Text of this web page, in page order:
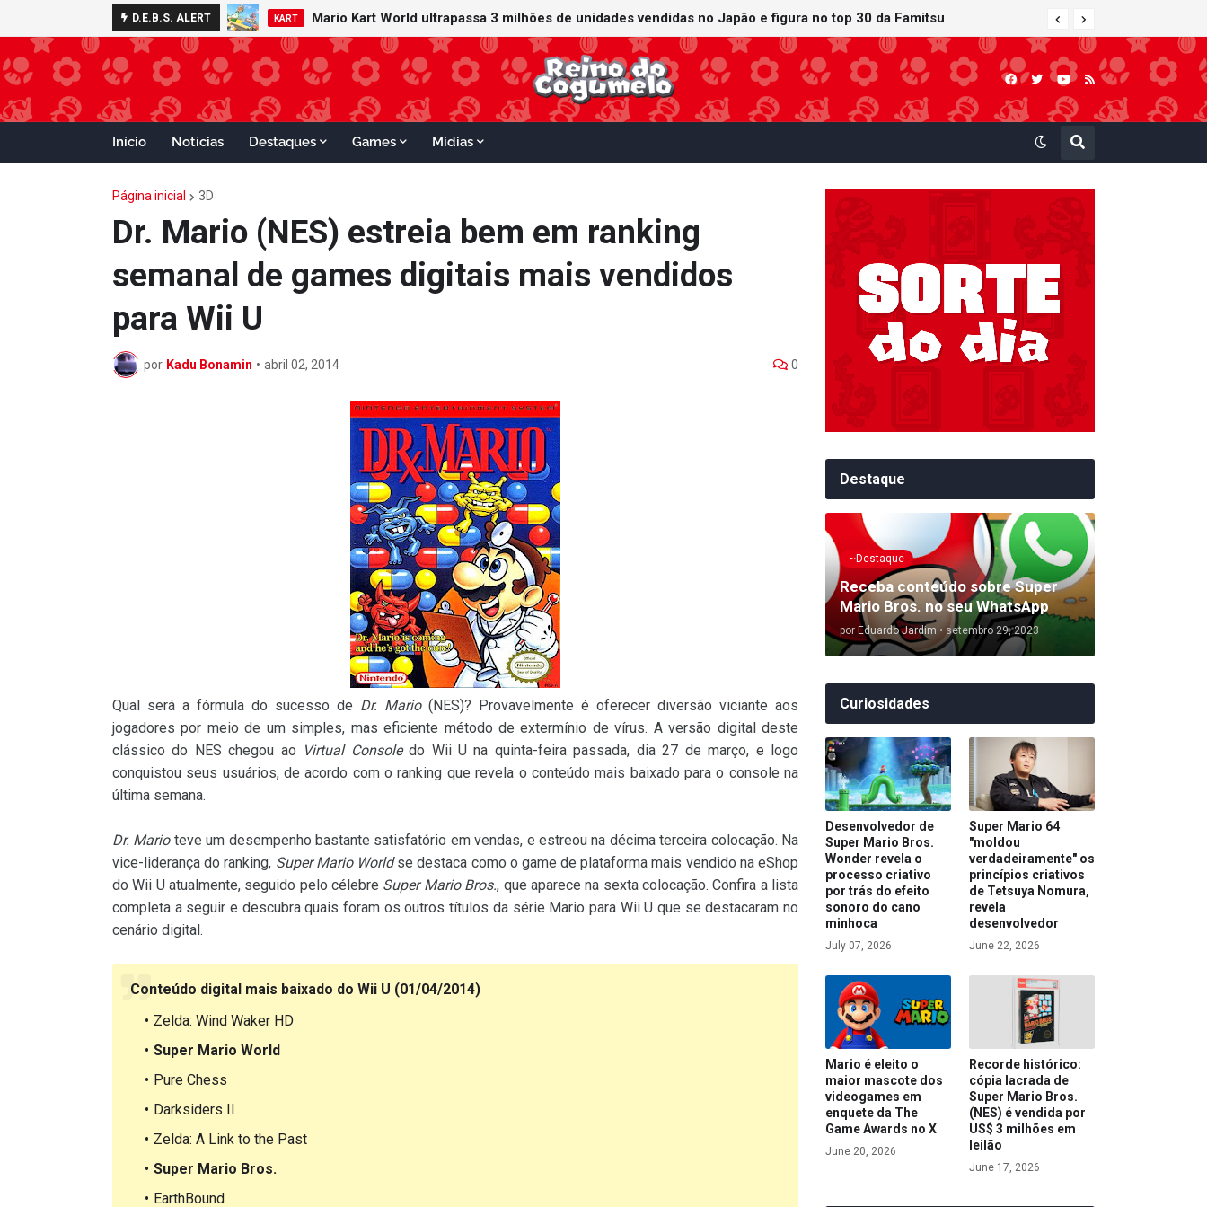
D.E.B.S. ALERT KART Mario Kart World ultrapassa 3 milhões de unidades vendidas no Japão e figura no top 30 da Famitsu
NOTÍCIAS Minecraft ganha data no Nintendo Switch 2; Super Mario Mash-Up receberá atualização gráfica exclusiva
Início Notícias Destaques Games Mídias
Página inicial 3D
Dr. Mario (NES) estreia bem em ranking
semanal de games digitais mais vendidos
para Wii U
por Kadu Bonamin • abril 02, 2014 0
Qual será a fórmula do sucesso de Dr. Mario(NES)? Provavelmente é oferecer diversão viciante aos
jogadores por meio de um simples, mas eficiente método de extermínio de vírus. A versão digital deste
clássico do NES chegou ao Virtual Consoledo Wii U na quinta-feira passada, dia 27 de março, e logo
conquistou seus usuários, de acordo com o ranking que revela o conteúdo mais baixado para o console na
última semana.
Dr. Marioteve um desempenho bastante satisfatório em vendas, e estreou na décima terceira colocação. Na
vice-liderança do ranking, Super Mario Worldse destaca como o game de plataforma mais vendido na eShop
do Wii U atualmente, seguido pelo célebre Super Mario Bros., que aparece na sexta colocação. Confira a lista
completa a seguir e descubra quais foram os outros títulos da série Mario para Wii U que se destacaram no
cenário digital.
Conteúdo digital mais baixado do Wii U (01/04/2014)
Zelda: Wind Waker HD
Super Mario World
Pure Chess
Darksiders II
Zelda: A Link to the Past
Super Mario Bros.
EarthBound
Destaque
~Destaque
Receba conteúdo sobre Super
Mario Bros. no seu WhatsApp
por Eduardo Jardim • setembro 29, 2023
Curiosidades
Desenvolvedor de
Super Mario Bros.
Wonder revela o
processo criativo
por trás do efeito
sonoro do cano
minhoca
July 07, 2026
Super Mario 64
"moldou
verdadeiramente" os
princípios criativos
de Tetsuya Nomura,
revela
desenvolvedor
June 22, 2026
Mario é eleito o
maior mascote dos
videogames em
enquete da The
Game Awards no X
June 20, 2026
Recorde histórico:
cópia lacrada de
Super Mario Bros.
(NES) é vendida por
US$ 3 milhões em
leilão
June 17, 2026